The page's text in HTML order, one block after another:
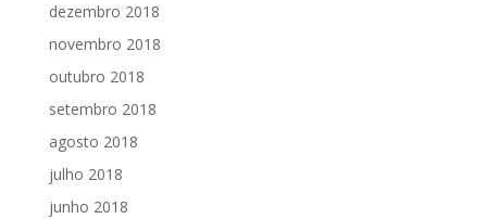
dezembro 2018
novembro 2018
outubro 2018
setembro 2018
agosto 2018
julho 2018
junho 2018